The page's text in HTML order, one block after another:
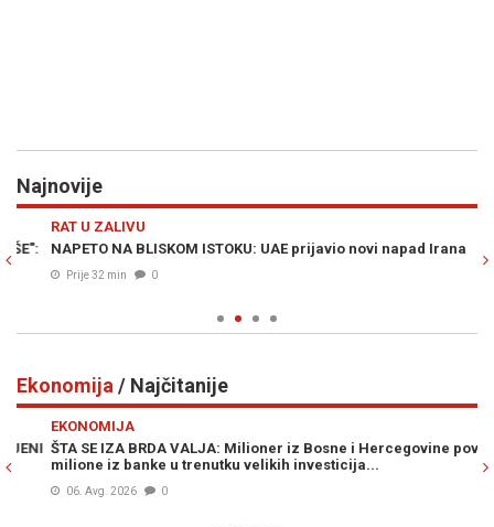
Najnovije
RAT U ZALIVU
NAPETO NA BLISKOM ISTOKU: UAE prijavio novi napad Irana
Prije 32 min 0
Ekonomija / Najčitanije
EKONOMIJA
ŠTA SE IZA BRDA VALJA: Milioner iz Bosne i Hercegovine povlači
milione iz banke u trenutku velikih investicija...
06. Avg. 2026 0